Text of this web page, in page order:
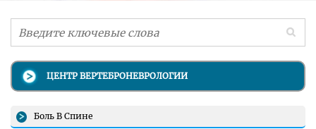
ЦЕНТР ВЕРТЕБРОНЕВРОЛОГИИ
Боль В Спине